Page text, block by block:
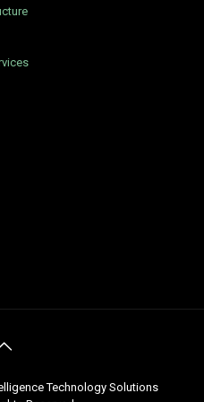
Technology Solutions